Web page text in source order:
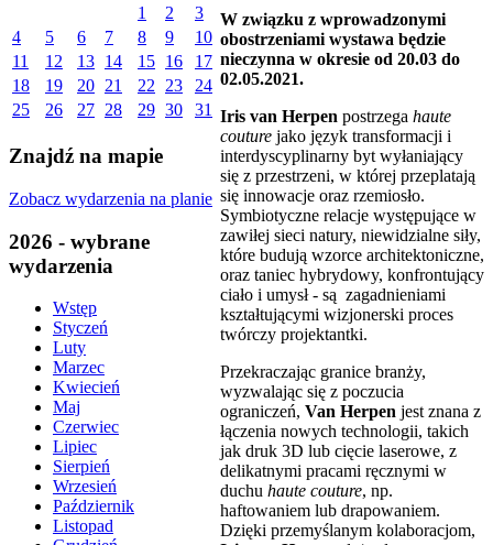
1
2
3
4
5 6 7 8 9
10
11
12 13 14 15 16
17
18
19 20 21 22 23
24
25
26 27 28 29 30 31
Znajdź na mapie
Zobacz wydarzenia na planie
2026 - wybrane
wydarzenia
Wstęp
Styczeń
Luty
Marzec
Kwiecień
Maj
Czerwiec
Lipiec
Sierpień
Wrzesień
Październik
Listopad
W związku z wprowadzonymi
obostrzeniami wystawa będzie
nieczynna w okresie od 20.03 do
02.05.2021.
Iris van Herpen postrzega haute
couture jako język transformacji i
interdyscyplinarny byt wyłaniający
się z przestrzeni, w której przeplatają
się innowacje oraz rzemiosło.
Symbiotyczne relacje występujące w
zawiłej sieci natury, niewidzialne siły,
które budują wzorce architektoniczne,
oraz taniec hybrydowy, konfrontujący
ciało i umysł - są zagadnieniami
kształtującymi wizjonerski proces
twórczy projektantki.
Przekraczając granice branży,
wyzwalając się z poczucia
ograniczeń, Van Herpen jest znana z
łączenia nowych technologii, takich
jak druk 3D lub cięcie laserowe, z
delikatnymi pracami ręcznymi w
duchu haute couture, np.
haftowaniem lub drapowaniem.
Dzięki przemyślanym kolaboracjom,